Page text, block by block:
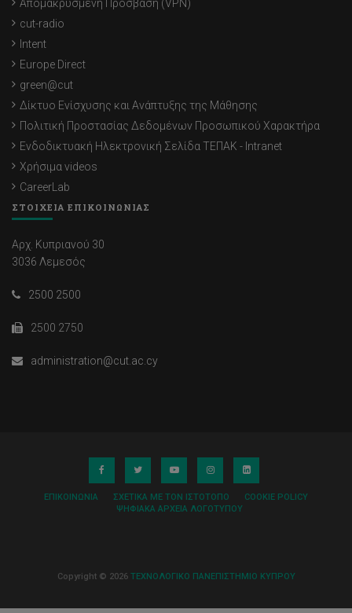
Απομακρυσμένη Πρόσβαση (VPN)
cut-radio
Intent
Europe Direct
green@cut
Δίκτυο Ενίσχυσης και Ανάπτυξης της Μάθησης
Πολιτική Προστασίας Δεδομένων Προσωπικού Χαρακτήρα
Ενδοδικτυακή Ηλεκτρονική Σελίδα ΤΕΠΑΚ - Intranet
Χρήσιμα videos
CareerLab
ΣΤΟΙΧΕΙΑ ΕΠΙΚΟΙΝΩΝΙΑΣ
Αρχ. Κυπριανού 30
3036 Λεμεσός
2500 2500
2500 2750
administration@cut.ac.cy
ΕΠΙΚΟΙΝΩΝΊΑ ΣΧΕΤΙΚΆ ΜΕ ΤΟΝ ΙΣΤΌΤΟΠΟ
COOKIE POLICY
ΨΗΦΙΑΚΆ ΑΡΧΕΊΑ ΛΟΓΌΤΥΠΟΥ
Copyright © 2026 ΤΕΧΝΟΛΟΓΙΚΟ ΠΑΝΕΠΙΣΤΗΜΙΟ ΚΥΠΡΟΥ